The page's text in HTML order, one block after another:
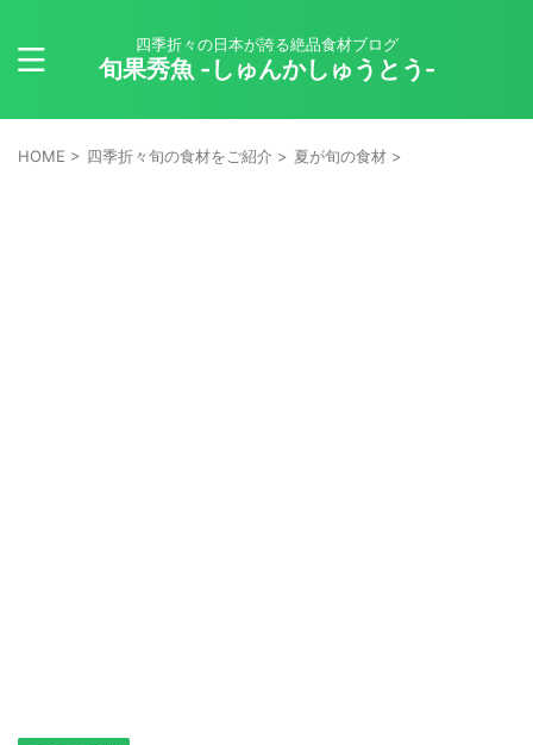
四季折々の日本が誇る絶品食材ブログ
旬果秀魚 -しゅんかしゅうとう-
HOME > 四季折々旬の食材をご紹介 > 夏が旬の食材 >